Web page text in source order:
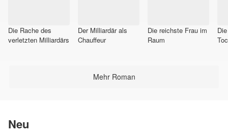
Die Rache des
verletzten Milliardärs
Der Milliardär als
Chauffeur
Die reichste Frau im
Raum
Mehr Roman
Neu